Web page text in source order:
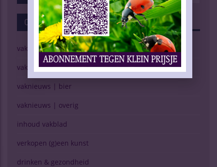
Categorieën
vaknieuws | wijn
vaknieuws | gedistilleerd
vaknieuws | bier
vaknieuws | overig
inhoud vakblad
verkopen (g)een kunst
drinken & gezondheid